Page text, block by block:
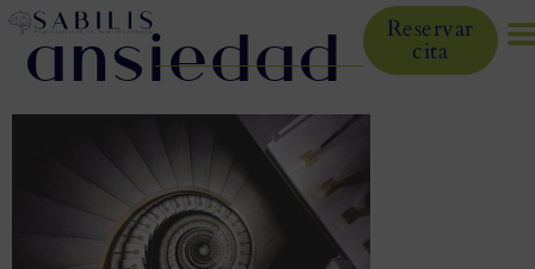
Reservar
cita
ansiedad